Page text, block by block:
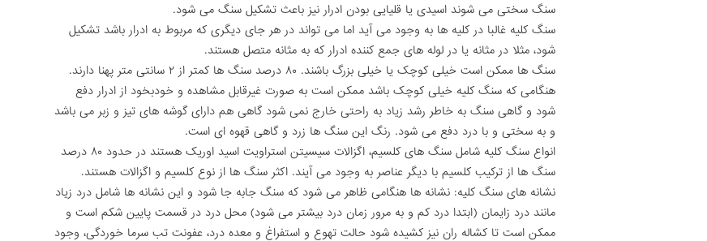
سنگ سختی می شوند اسیدی یا قلیایی بودن ادرار نیز باعث تشکیل سنگ می شود.
سنگ کلیه غالبا در کلیه ها به وجود می آید اما می تواند در هر جای دیگری که مربوط به ادرار باشد تشکیل
شود، مثلا در مثانه یا در لوله های جمع کننده ادرار که به مثانه متصل هستند.
سنگ ها ممکن است خیلی کوچک یا خیلی بزرگ باشند. ۸۰ درصد سنگ ها کمتر از ۲ سانتی متر پهنا دارند.
هنگامی که سنگ کلیه خیلی کوچک باشد ممکن است به صورت غیرقابل مشاهده و خودبخود از ادرار دفع
شود و گاهی سنگ به خاطر رشد زیاد به راحتی خارج نمی شود گاهی هم دارای گوشه های تیز و زبر می باشد
و به سختی و با درد دفع می شود. رنگ این سنگ ها زرد و گاهی قهوه ای است.
انواع سنگ کلیه شامل سنگ های کلسیم، اگزالات سیسیتن استراویت اسید اوریک هستند در حدود ۸۰ درصد
سنگ ها از ترکیب کلسیم با دیگر عناصر به وجود می آیند. اکثر سنگ ها از نوع کلسیم و اگزالات هستند.
نشانه های سنگ کلیه: نشانه ها هنگامی ظاهر می شود که سنگ جابه جا شود و این نشانه ها شامل درد زیاد
مانند درد زایمان (ابتدا درد کم و به مرور زمان درد بیشتر می شود) محل درد در قسمت پایین شکم است و
ممکن است تا کشاله ران نیز کشیده شود حالت تهوع و استفراغ و معده درد، عفونت تب سرما خوردگی، وجود